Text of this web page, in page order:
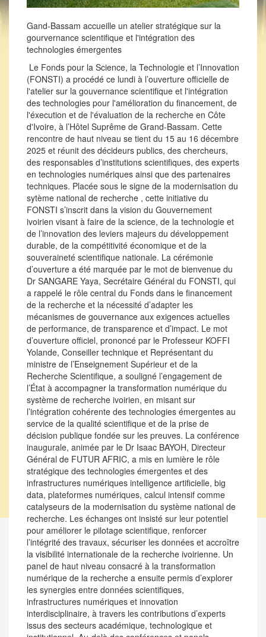
Gand-Bassam accueille un atelier stratégique sur la
gourvernance scientifique et l'intégration des
technologies émergentes
Le Fonds pour la Science, la Technologie et l’Innovation
(FONSTI) a procédé ce lundi à l’ouverture officielle de
l'atelier sur la gouvernance scientifique et l'intégration
des technologies pour l'amélioration du financement, de
l'éxecution et de l'évaluation de la recherche en Côte
d'Ivoire, à l’Hôtel Suprême de Grand-Bassam. Cette
rencontre de haut niveau se tient du 15 au 16 décembre
2025 et réunit des décideurs publics, des chercheurs,
des responsables d’institutions scientifiques, des experts
en technologies numériques ainsi que des partenaires
techniques. Placée sous le signe de la modernisation du
sytème national de recherche , cette initiative du
FONSTI s’inscrit dans la vision du Gouvernement
ivoirien visant à faire de la science, de la technologie et
de l’innovation des leviers majeurs du développement
durable, de la compétitivité économique et de la
souveraineté scientifique nationale. La cérémonie
d’ouverture a été marquée par le mot de bienvenue du
Dr SANGARE Yaya, Secrétaire Général du FONSTI, qui
a rappelé le rôle central du Fonds dans le financement
de la recherche et la nécessité d’adapter les
mécanismes de gouvernance aux exigences actuelles
de performance, de transparence et d’impact. Le mot
d’ouverture officiel, prononcé par le Professeur KOFFI
Yolande, Conseiller technique et Représentant du
ministre de l’Enseignement Supérieur et de la
Recherche Scientifique, a souligné l’engagement de
l’État à accompagner la transformation numérique du
système de recherche ivoirien, en misant sur
l’intégration cohérente des technologies émergentes au
service de la qualité scientifique et de la prise de
décision publique fondée sur les preuves. La conférence
inaugurale, animée par le Dr Isaac BAYOH, Directeur
Général de FUTUR AFRIC, a mis en lumière le rôle
stratégique des technologies émergentes et des
infrastructures numériques intelligence artificielle, big
data, plateformes numériques, calcul intensif comme
catalyseurs de la modernisation du système national de
recherche. Les échanges ont insisté sur leur potentiel
pour améliorer le pilotage scientifique, renforcer
l’intégrité des travaux, sécuriser les données et accroître
la visibilité internationale de la recherche ivoirienne. Un
panel de haut niveau consacré à la transformation
numérique de la recherche a ensuite permis d’explorer
les synergies entre données scientifiques,
infrastructures numériques et innovation
interdisciplinaire, à travers les contributions d’experts
issus des secteurs académique, technologique et